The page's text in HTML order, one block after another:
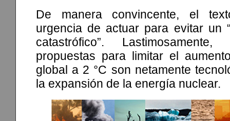
De manera convincente, el
urgencia de actuar para evitar un
catastrófico”.
propuestas para limitar el
global a 2 °C son netamente
la expansión de la energía nuclear.